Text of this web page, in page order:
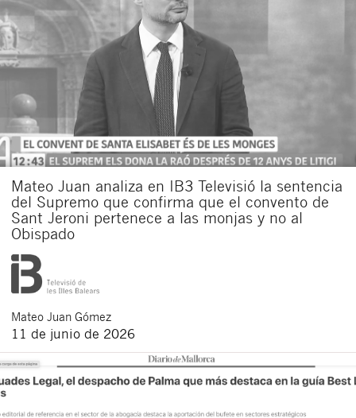
Mateo Juan analiza en IB3 Televisió la sentencia
del Supremo que confirma que el convento de
Sant Jeroni pertenece a las monjas y no al
Obispado
Mateo Juan Gómez
11 de junio de 2026